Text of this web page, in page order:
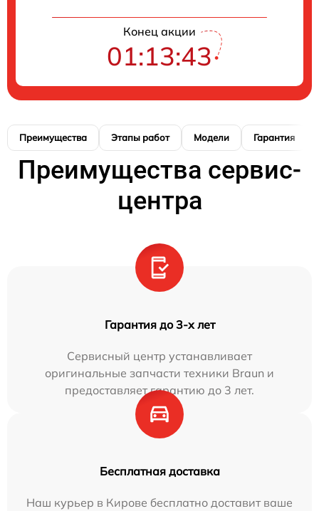
Конец акции
01:13:42
Преимущества Этапы работ Модели Гарантия
Преимущества сервис-
центра
Гарантия до 3-х лет
Сервисный центр устанавливает
оригинальные запчасти техники Braun и
предоставляет гарантию до 3 лет.
Бесплатная доставка
Наш курьер в Кирове бесплатно доставит ваше